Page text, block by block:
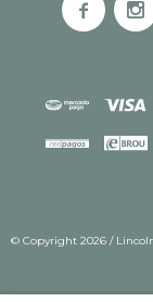
 
© Copyright 2026 /